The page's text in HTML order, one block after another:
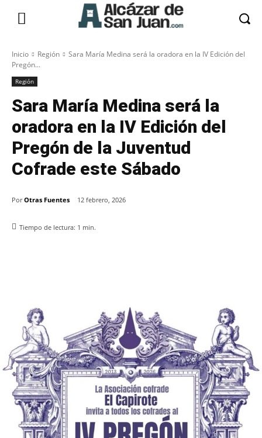
Inicio Región
Sara María Medina será la oradora en la IV Edición del
Pregón...
Región
Sara María Medina será la
oradora en la IV Edición del
Pregón de la Juventud
Cofrade este Sábado
Por Otras Fuentes 12 febrero, 2026
Tiempo de lectura: 1 min.